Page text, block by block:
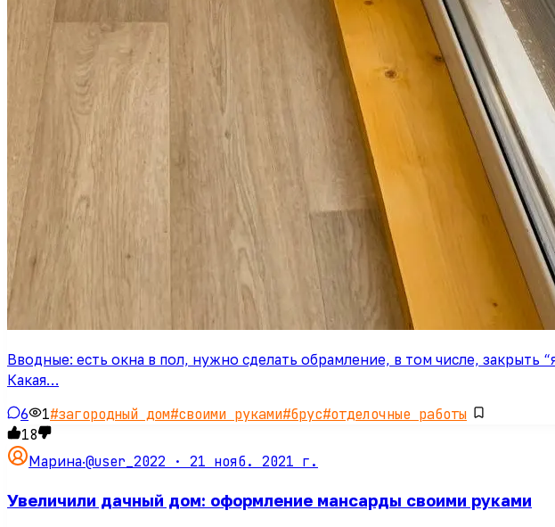
Вводные: есть окна в пол, нужно сделать обрамление, в том числе, закрыть
Какая…
6 1#загородный дом#своими руками#брус#отделочные работы
18
Марина·@user_2022 · 21 нояб. 2021 г.
Увеличили дачный дом: оформление мансарды своими руками